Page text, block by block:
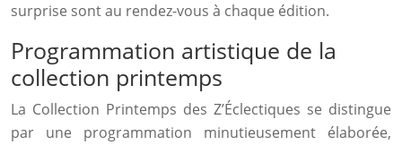
surprise sont au rendez-vous à chaque édition.
Programmation artistique de la
collection printemps
La Collection Printemps des Z’Éclectiques se distingue
par une programmation minutieusement élaborée,